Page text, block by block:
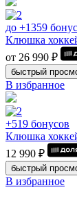
до +1359
Клюшка
от 26 990 ₽
быстрый
В избранное
+519 бонусов
Клюшка
12 990 ₽
быстрый
В избранное